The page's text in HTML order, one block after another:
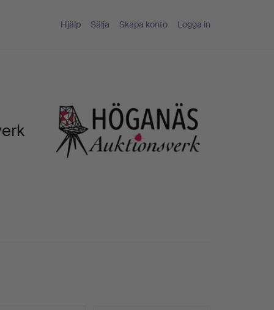
Hjälp Sälja Skapa konto Logga in